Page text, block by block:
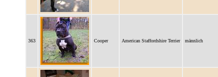
363 Cooper American Staffordshire Terrier männlich